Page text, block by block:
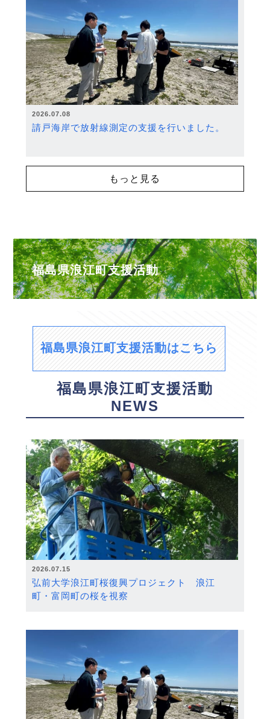
2026.07.08
請戸海岸で放射線測定の支援を行いました。
もっと見る
福島県浪江町支援活動
福島県浪江町支援活動はこちら
福島県浪江町支援活動
NEWS
2026.07.15
弘前大学浪江町桜復興プロジェクト 浪江
町・富岡町の桜を視察